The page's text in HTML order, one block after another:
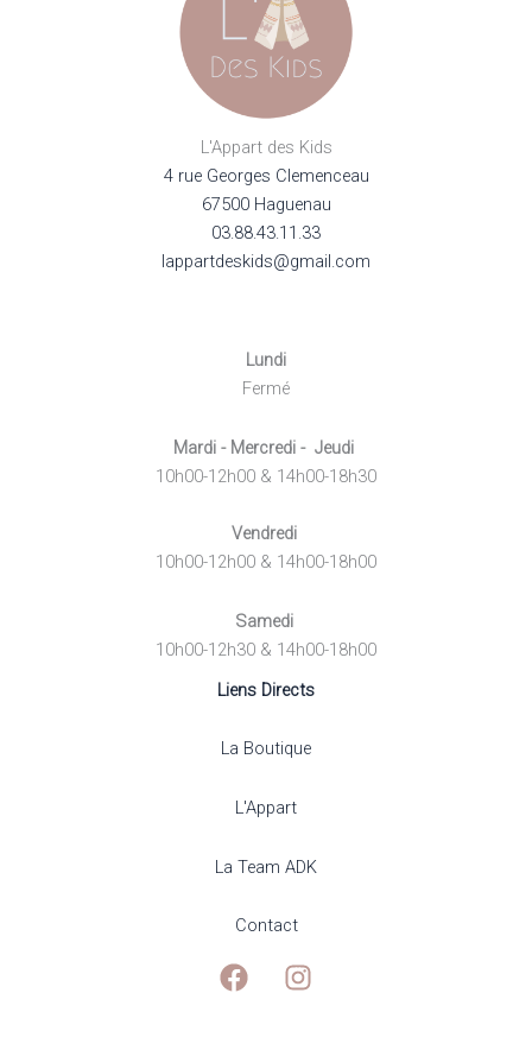
page
du
produit
L'Appart des Kids
4 rue Georges Clemenceau
67500 Haguenau
03.88.43.11.33
lappartdeskids@gmail.com
Lundi
Fermé
Mardi - Mercredi - Jeudi
10h00-12h00 & 14h00-18h30
Vendredi
10h00-12h00 & 14h00-18h00
Samedi
10h00-12h30 & 14h00-18h00
Liens Directs
La Boutique
L'Appart
La Team ADK
Contact